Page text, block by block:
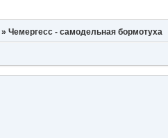
»Чемергесс - самодельная бормотуха